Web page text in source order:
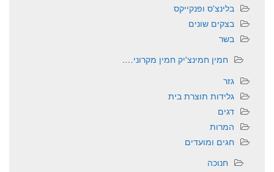
בלינצ'ס ופנקייקס
בצקים שונים
בשר
חמין חמינצ'יק חמין מקרוני….
גזר
גלידות תוצרת בית
דגים
המרות
חגים ומועדים
חנוכה